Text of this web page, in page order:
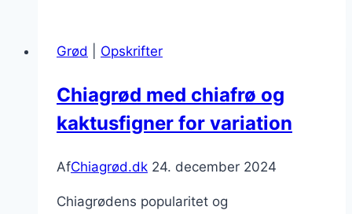
havreplader
Grød Opskrifter
Chiagrød med chiafrø og
kaktusfigner for variation
AfChiagrød.dk 24. december 2024
Chiagrødens popularitet og